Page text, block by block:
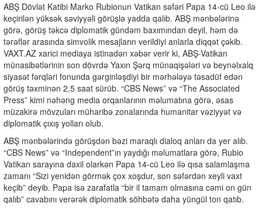
ABŞ Dövlət Katibi Marko Rubionun Vatikan səfəri Papa 14-cü Leo ilə
keçirilən yüksək səviyyəli görüşlə yadda qalıb. ABŞ mənbələrinə
görə, görüş təkcə diplomatik gündəm baxımından deyil, həm də
tərəflər arasında simvolik mesajların verildiyi anlarla diqqət çəkib.
VAXT.AZ xarici mediaya istinadən xəbər verir ki, ABŞ-Vatikan
münasibətlərinin son dövrdə Yaxın Şərq münaqişələri və beynəlxalq
siyasət fərqləri fonunda gərginləşdiyi bir mərhələyə təsadüf edən
görüş təxminən 2,5 saat sürüb. “CBS News” və “The Associated
Press” kimi nəhəng media orqanlarının məlumatına görə, əsas
müzakirə mövzuları müharibə zonalarında humanitar vəziyyət və
diplomatik çıxış yolları olub.
ABŞ mənbələrində görüşdən bəzi maraqlı dialoq anları da yer alıb.
“CBS News” və “Independent”ın yaydığı məlumatlara görə, Rubio
Vatikan sarayına daxil olarkən Papa 14-cü Leo ilə qısa salamlaşma
zamanı “Sizi yenidən görmək çox xoşdur, son səfərdən xeyli vaxt
keçib” deyib. Papa isə zarafatla “bir il tamam olmasına cəmi on gün
qalıb” cavabını verərək diplomatik söhbətə daha yüngül ton qatıb.